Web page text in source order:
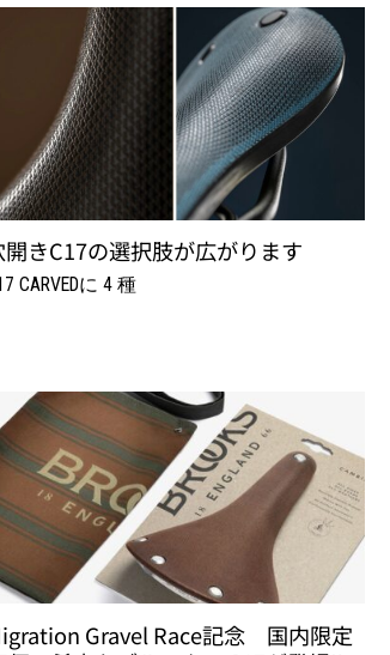
開きC17の選択肢が広がります
CARVEDに 4 種
Gravel Race記念 国内限定